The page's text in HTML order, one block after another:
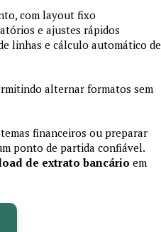
com layout fixo
e ajustes rápidos
linhas e cálculo automático de
alternar formatos sem
financeiros ou preparar
ponto de partida confiável.
de extrato bancário em